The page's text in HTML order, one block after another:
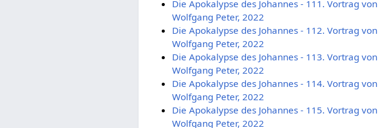
Die Apokalypse des Johannes - 111. Vortrag von
Wolfgang Peter, 2022
Die Apokalypse des Johannes - 112. Vortrag von
Wolfgang Peter, 2022
Die Apokalypse des Johannes - 113. Vortrag von
Wolfgang Peter, 2022
Die Apokalypse des Johannes - 114. Vortrag von
Wolfgang Peter, 2022
Die Apokalypse des Johannes - 115. Vortrag von
Wolfgang Peter, 2022